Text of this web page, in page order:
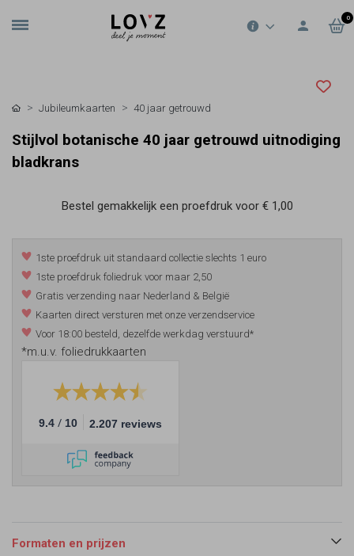
0
Jubileumkaarten 40 jaar getrouwd
Stijlvol botanische 40 jaar getrouwd uitnodiging
bladkrans
Bestel gemakkelijk een proefdruk voor € 1,00
1ste proefdruk uit standaard collectie slechts 1 euro
1ste proefdruk foliedruk voor maar 2,50
Gratis verzending naar Nederland & België
Kaarten direct versturen met onze verzendservice
Voor 18:00 besteld, dezelfde werkdag verstuurd*
*m.u.v. foliedrukkaarten
9.4 / 10 2.207 reviews
Formaten en prijzen